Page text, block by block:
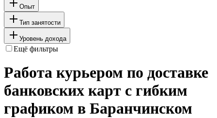
Опыт
Тип занятости
Уровень дохода
Ещё фильтры
Работа курьером по доставке
банковских карт с гибким
графиком в Баранчинском